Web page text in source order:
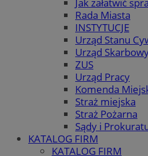
Rada Miasta
INSTYTUCJE
Urząd Stanu
Urząd
ZUS
Urząd Pracy
Komenda
Straż miejska
Straż Pożarna
Sądy i
KATALOG FIRM
KATALOG FIRM